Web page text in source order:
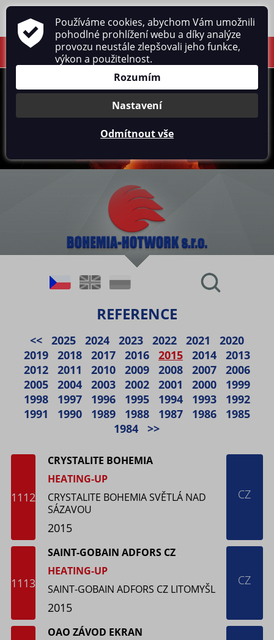
REFERENCE
<< 2025 2024 2023 2022 2021
2020
2019
2018 2017 2016 2015 2014
2013
2012
2011 2010 2009 2008 2007
2006
2005
2004 2003 2002 2001 2000
1999
1998
1997 1996 1995 1994 1993
1992
1991
1990 1989 1988 1987 1986
1985
1984
>>
1112
CRYSTALITE BOHEMIA
HEATING-UP
CRYSTALITE BOHEMIA SVĚTLÁ NAD
SÁZAVOU
2015
CZ
1113
SAINT-GOBAIN ADFORS CZ
HEATING-UP
SAINT-GOBAIN ADFORS CZ LITOMYŠL
2015
CZ
OAO ZÁVOD EKRAN
Používáme cookies, abychom Vám umožnili
pohodlné prohlížení webu a díky analýze
provozu neustále zlepšovali jeho funkce,
výkon a použitelnost.
Rozumím
Nastavení
Odmítnout vše